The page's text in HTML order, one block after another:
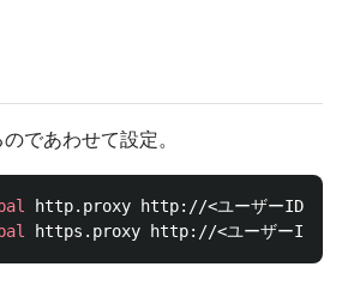
であわせて設定。
http.proxy http://<ユーザーID>:<パス